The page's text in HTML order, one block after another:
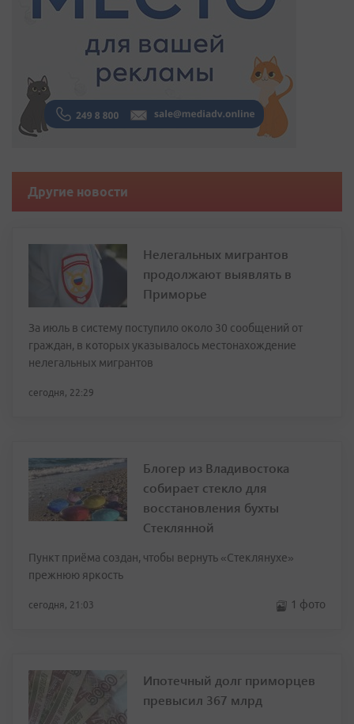
Другие новости
Нелегальных мигрантов
продолжают выявлять в
Приморье
За июль в систему поступило около 30 сообщений от
граждан, в которых указывалось местонахождение
нелегальных мигрантов
сегодня, 22:29
Блогер из Владивостока
собирает стекло для
восстановления бухты
Стеклянной
Пункт приёма создан, чтобы вернуть «Стеклянухе»
прежнюю яркость
сегодня, 21:03 1 фото
Ипотечный долг приморцев
превысил 367 млрд